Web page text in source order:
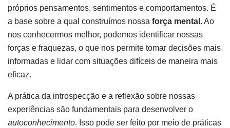
próprios pensamentos, sentimentos e comportamentos. É
a base sobre a qual construímos nossa força mental . Ao
nos conhecermos melhor, podemos identificar nossas
forças e fraquezas, o que nos permite tomar decisões mais
informadas e lidar com situações difíceis de maneira mais
eficaz.
A prática da introspecção e a reflexão sobre nossas
experiências são fundamentais para desenvolver o
autoconhecimento. Isso pode ser feito por meio de práticas